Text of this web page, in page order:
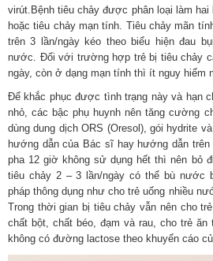
virút.Bệnh tiêu chảy được phân loại làm
hoặc tiêu chảy mạn tính. Tiêu chảy mãn
trên 3 lần/ngày kéo theo biểu hiện đau
nước. Đối với trường hợp trẻ bị tiêu chảy
ngày, còn ở dạng mạn tính thì ít nguy hiểm
Để khắc phục được tình trạng này và hạn
nhỏ, các bậc phụ huynh nên tăng cường
dùng dung dịch ORS (Oresol), gói hydrite
hướng dẫn của Bác sĩ hay hướng dẫn
pha 12 giờ không sử dụng hết thì nên bỏ
tiêu chảy 2 – 3 lần/ngày có thể bù nước
pháp thông dụng như cho trẻ uống nhiều
Trong thời gian bị tiêu chảy vẫn nên cho
chất bột, chất béo, đạm và rau, cho trẻ
không có đường lactose theo khuyến cáo